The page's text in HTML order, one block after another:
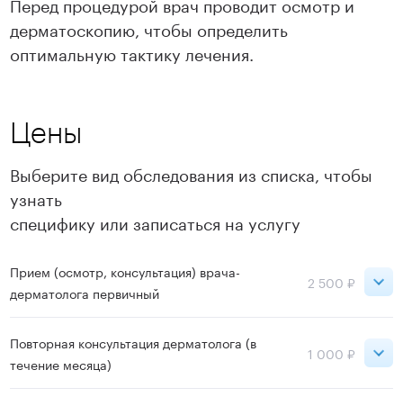
дерматоскопию, чтобы определить
оптимальную тактику лечения.
Цены
Выберите вид обследования из списка, чтобы
узнать
специфику или записаться на услугу
Прием (осмотр, консультация) врача-
дерматолога первичный
2 500 ₽
Ладожская
Повторная консультация дерматолога (в
течение месяца)
1 000 ₽